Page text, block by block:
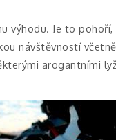
výhodu. Je to
návštěvností
arogantními